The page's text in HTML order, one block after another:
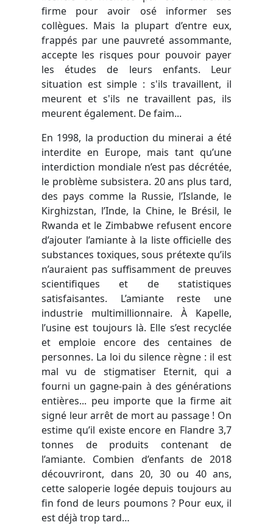
firme pour avoir osé informer ses
collègues. Mais la plupart d’entre eux,
frappés par une pauvreté assommante,
accepte les risques pour pouvoir payer
les études de leurs enfants. Leur
situation est simple : s'ils travaillent, il
meurent et s'ils ne travaillent pas, ils
meurent également. De faim...
En 1998, la production du minerai a été
interdite en Europe, mais tant qu’une
interdiction mondiale n’est pas décrétée,
le problème subsistera. 20 ans plus tard,
des pays comme la Russie, l’Islande, le
Kirghizstan, l’Inde, la Chine, le Brésil, le
Rwanda et le Zimbabwe refusent encore
d’ajouter l’amiante à la liste officielle des
substances toxiques, sous prétexte qu’ils
n’auraient pas suffisamment de preuves
scientifiques et de statistiques
satisfaisantes. L’amiante reste une
industrie multimillionnaire. À Kapelle,
l’usine est toujours là. Elle s’est recyclée
et emploie encore des centaines de
personnes. La loi du silence règne : il est
mal vu de stigmatiser Eternit, qui a
fourni un gagne-pain à des générations
entières... peu importe que la firme ait
signé leur arrêt de mort au passage ! On
estime qu’il existe encore en Flandre 3,7
tonnes de produits contenant de
l’amiante. Combien d’enfants de 2018
découvriront, dans 20, 30 ou 40 ans,
cette saloperie logée depuis toujours au
fin fond de leurs poumons ? Pour eux, il
est déjà trop tard…